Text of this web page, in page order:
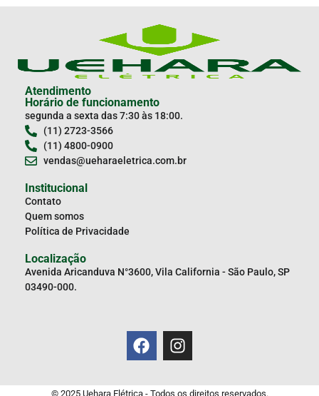
Atendimento
Horário de funcionamento
segunda a sexta das 7:30 às 18:00.
(11) 2723-3566
(11) 4800-0900
vendas@ueharaeletrica.com.br
Institucional
Contato
Quem somos
Política de Privacidade
Localização
Avenida Aricanduva N°3600, Vila California - São Paulo, SP
03490-000.
© 2025 Uehara Elétrica - Todos os direitos reservados.